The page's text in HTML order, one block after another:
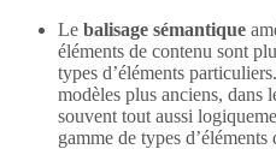
Le balisage sémantique
éléments de contenu sont
types d’éléments
modèles plus anciens, dans
souvent tout aussi
gamme de types d’éléments